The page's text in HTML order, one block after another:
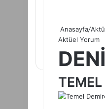
Anasayfa/
Aktüel Yorum